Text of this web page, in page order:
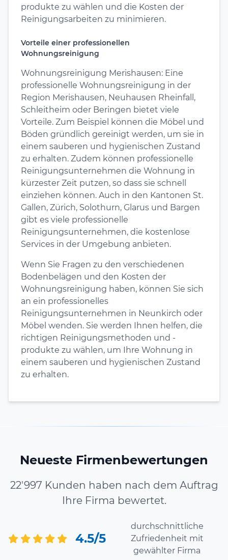
produkte zu wählen und die Kosten der
Reinigungsarbeiten zu minimieren.
Vorteile einer professionellen
Wohnungsreinigung
Wohnungsreinigung Merishausen: Eine
professionelle Wohnungsreinigung in der
Region Merishausen, Neuhausen Rheinfall,
Schleitheim oder Beringen bietet viele
Vorteile. Zum Beispiel können die Möbel und
Böden gründlich gereinigt werden, um sie in
einem sauberen und hygienischen Zustand
zu erhalten. Zudem können professionelle
Reinigungsunternehmen die Wohnung in
kürzester Zeit putzen, so dass sie schnell
einziehen können. Auch in den Kantonen St.
Gallen, Zürich, Solothurn, Glarus und Bargen
gibt es viele professionelle
Reinigungsunternehmen, die kostenlose
Services in der Umgebung anbieten.
Wenn Sie Fragen zu den verschiedenen
Bodenbelägen und den Kosten der
Wohnungsreinigung haben, können Sie sich
an ein professionelles
Reinigungsunternehmen in Neunkirch oder
Möbel wenden. Sie werden Ihnen helfen, die
richtigen Reinigungsmethoden und -
produkte zu wählen, um Ihre Wohnung in
einem sauberen und hygienischen Zustand
zu erhalten.
Neueste Firmenbewertungen
22'997 Kunden haben nach dem Auftrag
Ihre Firma bewertet.
4.5/5
durchschnittliche
Zufriedenheit mit
gewählter Firma